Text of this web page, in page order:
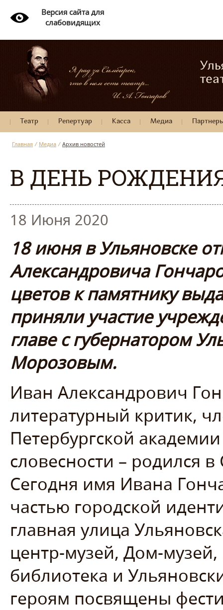
Версия сайта для
слабовидящих
Театр Репертуар Касса Медиа
Главная / Медиа / Архив новостей
В ДЕНЬ
18 Июня 2020
18 июня в Ульяновске
Александровича
цветов к памятнику
приняли участие
главе с губернатором
Морозовым.
Иван Александрович
литературный критик,
Петербургской
словесности – родился
Сегодня имя Ивана
частью городской
главная улица
центр-музей, Дом-
библиотека и
героям посвящены